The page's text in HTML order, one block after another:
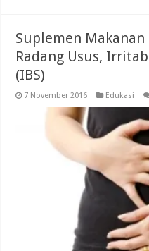
Suplemen
Radang Usus,
(IBS)
7 November 2016 Edukasi